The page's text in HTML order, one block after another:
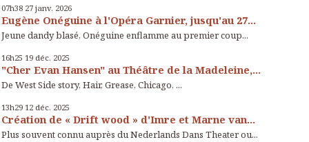
07h38 27 janv. 2026
Eugène Onéguine à l'Opéra Garnier, jusqu'au 27...
Jeune dandy blasé, Onéguine enflamme au premier coup...
16h25 19 déc. 2025
"Cher Evan Hansen" au Théâtre de la Madeleine,...
De West Side story, Hair, Grease, Chicago, ...
13h29 12 déc. 2025
Création de « Drift wood » d'Imre et Marne van...
Plus souvent connu auprès du Nederlands Dans Theater ou...